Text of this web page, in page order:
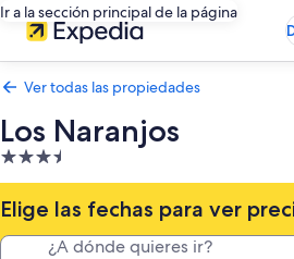
Ir a la sección principal de la página
Ver todas las propiedades
Los Naranjos
Propiedad
de
3.5
estrellas
Elige las fechas para ver
¿A dónde quieres ir?